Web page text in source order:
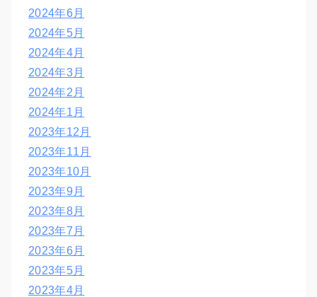
2024年6月
2024年5月
2024年4月
2024年3月
2024年2月
2024年1月
2023年12月
2023年11月
2023年10月
2023年9月
2023年8月
2023年7月
2023年6月
2023年5月
2023年4月